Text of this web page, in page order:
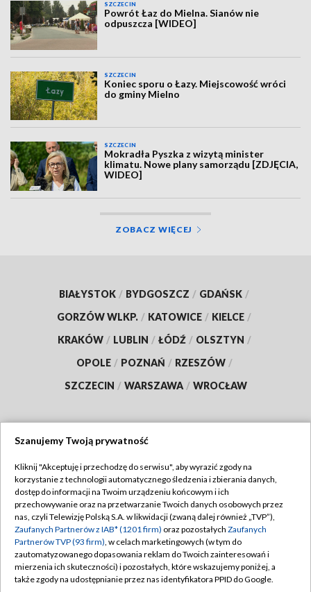
SZCZECIN
Powrót Łaz do Mielna. Sianów nie
odpuszcza [WIDEO]
SZCZECIN
Koniec sporu o Łazy. Miejscowość wróci
do gminy Mielno
SZCZECIN
Mokradła Pyszka z wizytą minister
klimatu. Nowe plany samorządu [ZDJĘCIA,
WIDEO]
ZOBACZ WIĘCEJ
BIAŁYSTOK / BYDGOSZCZ / GDAŃSK /
GORZÓW WLKP. / KATOWICE / KIELCE /
KRAKÓW / LUBLIN / ŁÓDŹ / OLSZTYN /
OPOLE / POZNAŃ / RZESZÓW /
SZCZECIN / WARSZAWA / WROCŁAW
TVP
Abonament TVP
Emisja w TVP
Centrum informacji TVP
Naziemna Telewizja Cyfrowa
Regulamin TVP
Polityka prywatności
Moje zgody
Pomoc
Szanujemy Twoją prywatność
Kliknij "Akceptuję i przechodzę do serwisu", aby wyrazić zgody na
korzystanie z technologii automatycznego śledzenia i zbierania danych,
dostęp do informacji na Twoim urządzeniu końcowym i ich
przechowywanie oraz na przetwarzanie Twoich danych osobowych przez
nas, czyli Telewizję Polską S.A. w likwidacji (zwaną dalej również „TVP”),
Zaufanych Partnerów z IAB* (1201 firm) oraz pozostałych Zaufanych
Partnerów TVP (93 firm), w celach marketingowych (w tym do
zautomatyzowanego dopasowania reklam do Twoich zainteresowań i
mierzenia ich skuteczności) i pozostałych, które wskazujemy poniżej, a
także zgody na udostępnianie przez nas identyfikatora PPID do Google.